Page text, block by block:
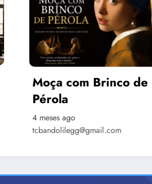
IX CONCURSO
LITERÁRIO “CIDADE
DE OURO BRANCO”
4 meses ago
tcbandolilegg@gmail.com